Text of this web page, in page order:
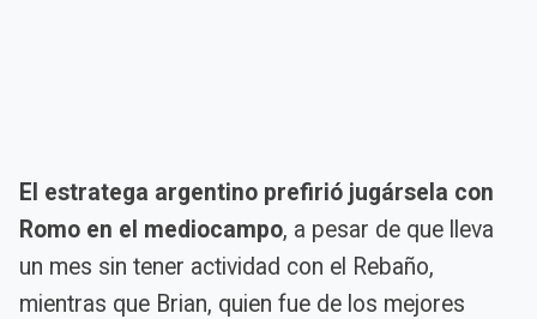
El estratega argentino prefirió jugársela con
Romo en el mediocampo, a pesar de que lleva
un mes sin tener actividad con el Rebaño,
mientras que Brian, quien fue de los mejores